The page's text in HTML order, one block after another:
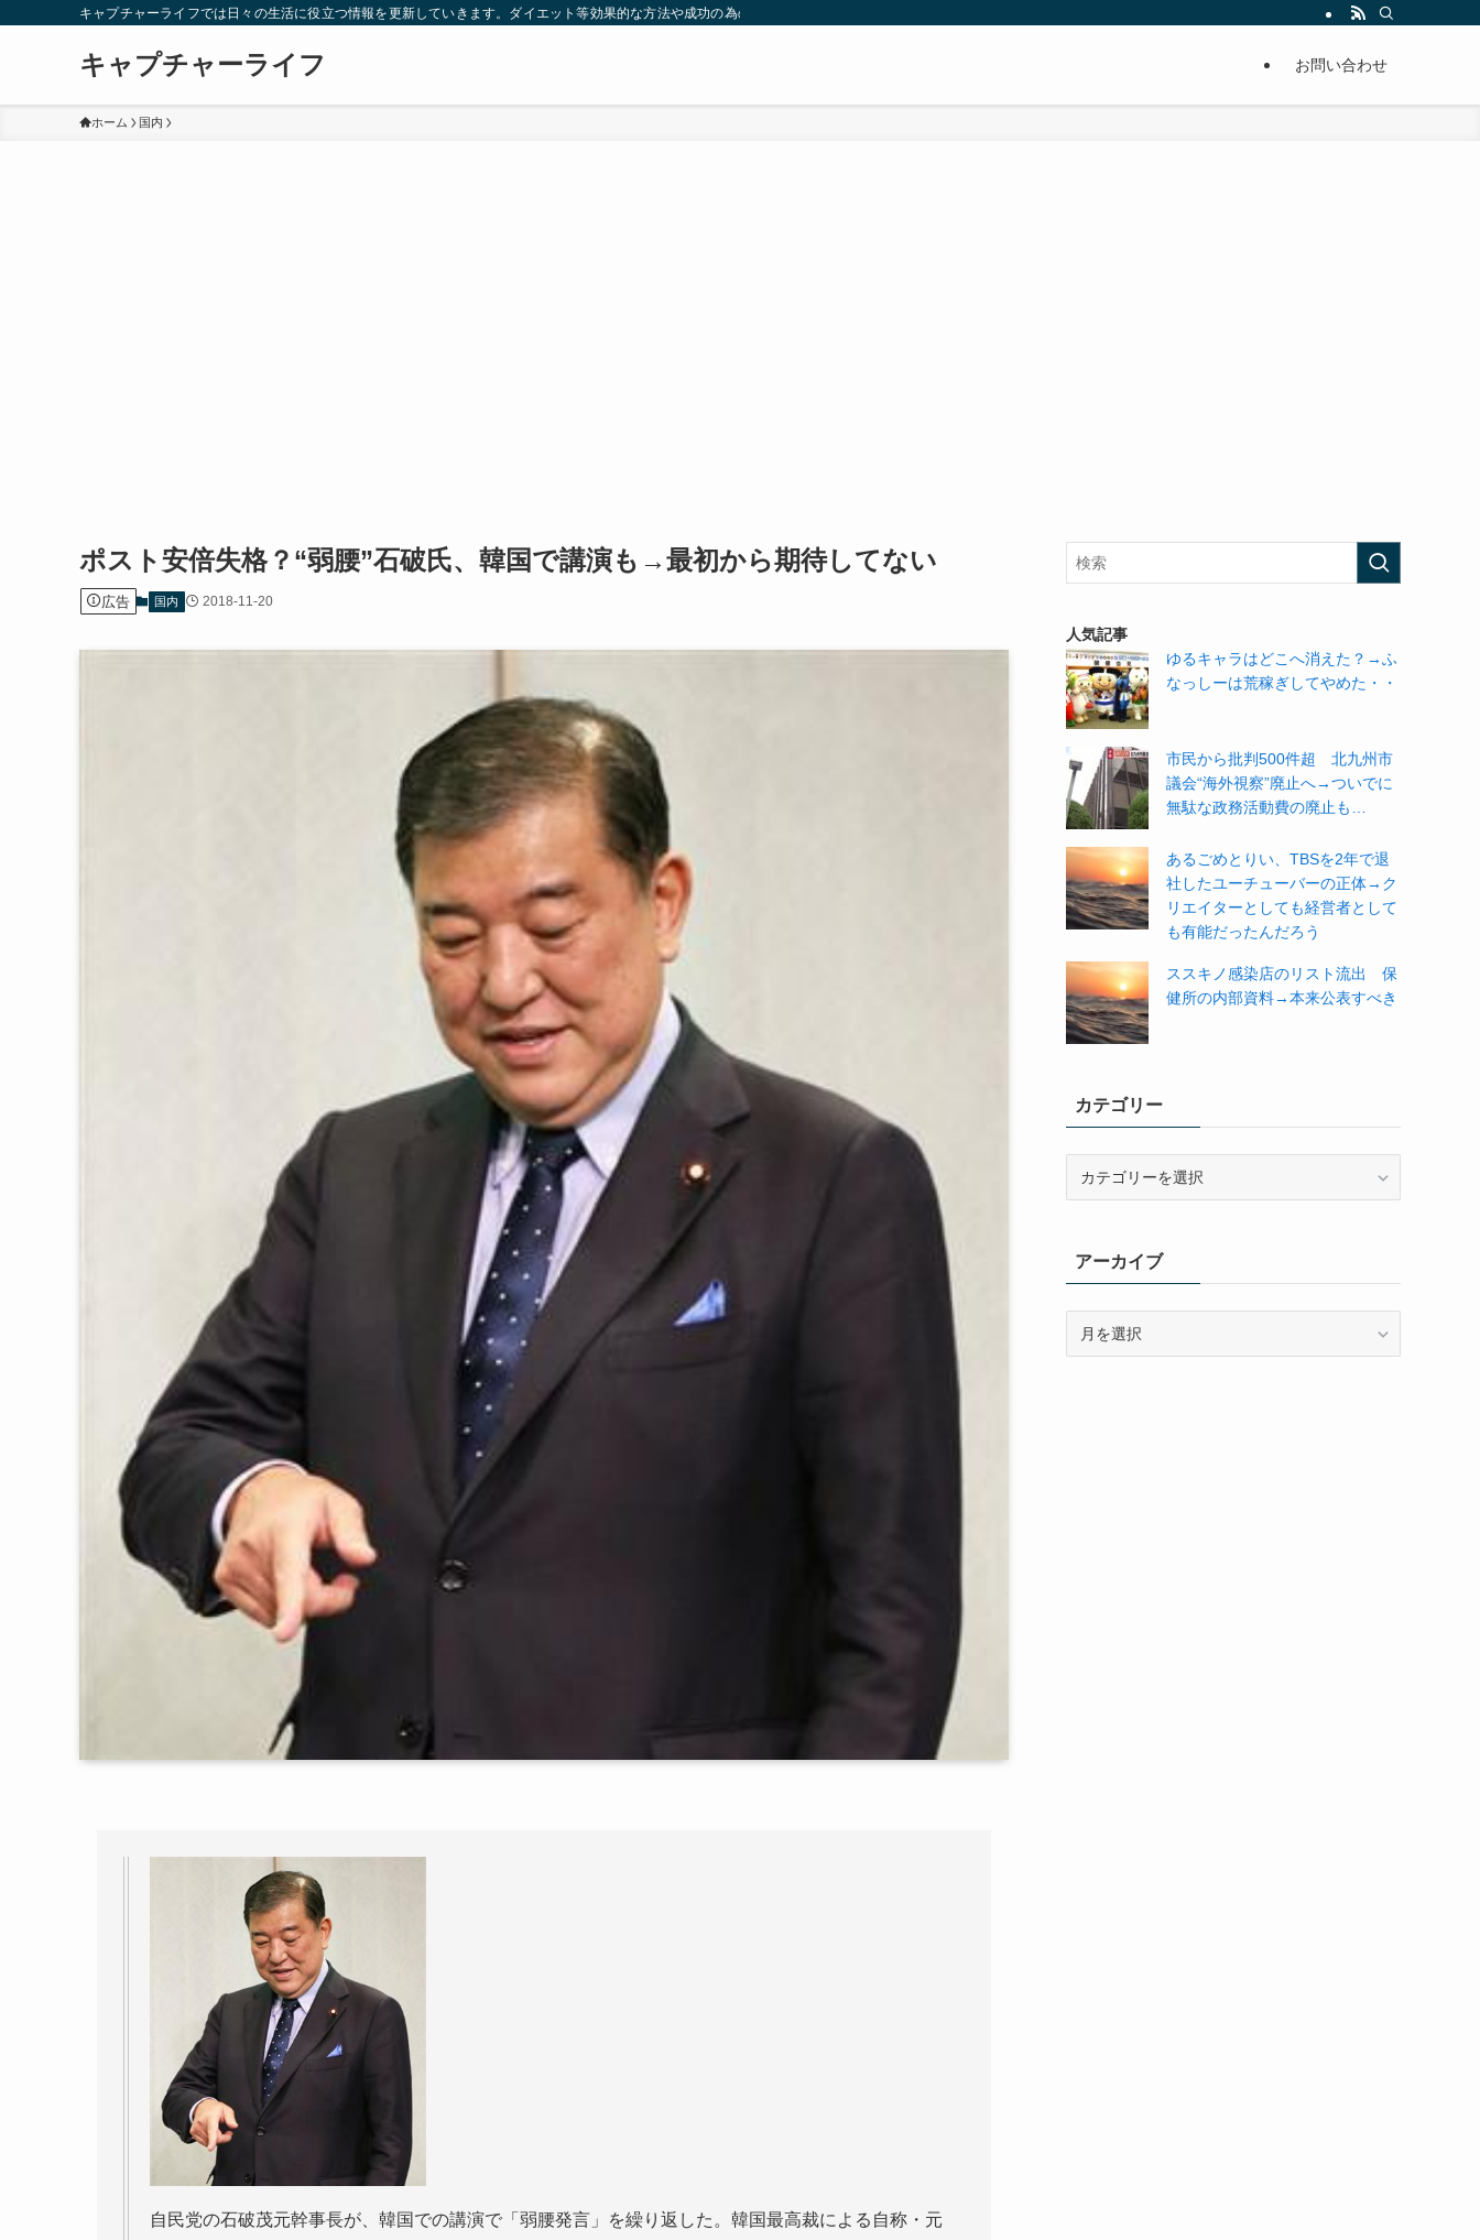
キャプチャーライフでは日々の生活に役立つ情報を更新していきます。ダイエット等効果的な方法や成功の為の秘訣等。太ったり悩んでいる方々が簡単に痩せることが出来るように分かりやすくまとめています。
キャプチャーライフ お問い合わせ
ホーム 国内
ポスト安倍失格？“弱腰”石破氏、韓国で講演も→最初から期待してない
広告 国内 2018-11-20
自民党の石破茂元幹事長が、韓国での講演で「弱腰発言」を繰り返した。韓国最高裁による自称・元
人気記事
ゆるキャラはどこへ消えた？→ふ
なっしーは荒稼ぎしてやめた・・
市民から批判500件超 北九州市
議会“海外視察”廃止へ→ついでに
無駄な政務活動費の廃止も…
あるごめとりい、TBSを2年で退
社したユーチューバーの正体→ク
リエイターとしても経営者として
も有能だったんだろう
ススキノ感染店のリスト流出 保
健所の内部資料→本来公表すべき
カテゴリー
ーアーカイブ